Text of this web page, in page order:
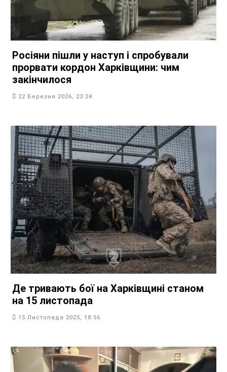
Росіяни пішли у наступ і спробували
прорвати кордон Харківщини: чим
закінчилося
22 Березня 2026, 23:24
Де тривають бої на Харківщині станом
на 15 листопада
15 Листопада 2025, 18:56